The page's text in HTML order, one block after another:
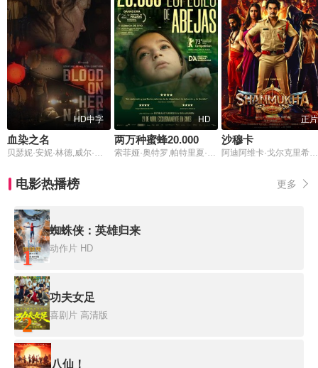
HD中字
血染之名
贝瑟妮·安妮·林德,威尔·帕顿,伊丽莎白·霍尔姆,钱德勒·海德,Jack,Andrews,吉米·冈萨雷斯,Jared,Ivers,Tony,Vaughn,约书亚·米克尔,Bryant,Carroll,Eric,Mendenhall,里克·佩雷斯,Mimi,Fletcher,Charles,Lawlor
HD
两万种蜜蜂20.000
索菲娅·奥特罗,帕特里夏·洛佩斯·阿奈斯,安·加巴拉因,马切洛·卢比奥,伊兹亚尔·拉兹卡诺,萨拉·科萨尔
正片
沙穆卡
阿迪阿维卡·戈尔克里希纳·阿卢里
电影热播榜 更多
1
蜘蛛侠：英雄归来
动作片 HD
2
功夫女足
喜剧片 高清版
八仙！